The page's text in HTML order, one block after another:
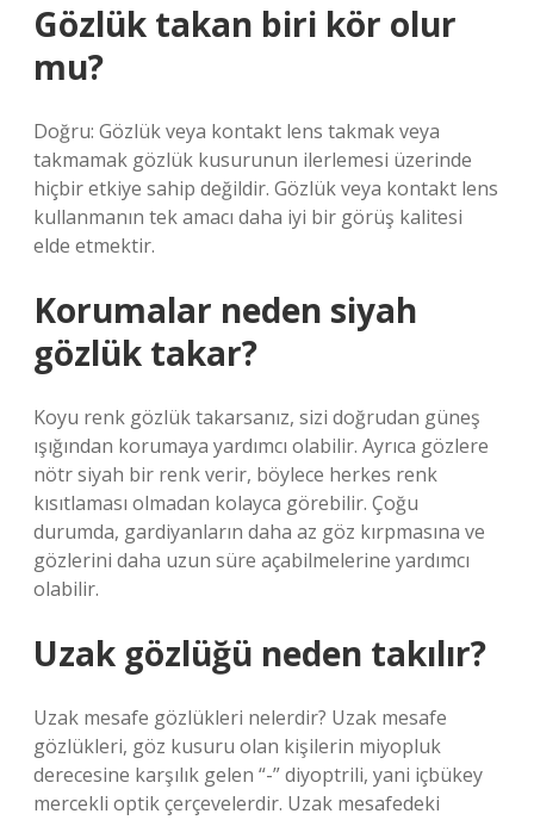
Gözlük takan biri kör olur
mu?
Doğru: Gözlük veya kontakt lens takmak veya
takmamak gözlük kusurunun ilerlemesi üzerinde
hiçbir etkiye sahip değildir. Gözlük veya kontakt lens
kullanmanın tek amacı daha iyi bir görüş kalitesi
elde etmektir.
Korumalar neden siyah
gözlük takar?
Koyu renk gözlük takarsanız, sizi doğrudan güneş
ışığından korumaya yardımcı olabilir. Ayrıca gözlere
nötr siyah bir renk verir, böylece herkes renk
kısıtlaması olmadan kolayca görebilir. Çoğu
durumda, gardiyanların daha az göz kırpmasına ve
gözlerini daha uzun süre açabilmelerine yardımcı
olabilir.
Uzak gözlüğü neden takılır?
Uzak mesafe gözlükleri nelerdir? Uzak mesafe
gözlükleri, göz kusuru olan kişilerin miyopluk
derecesine karşılık gelen “-” diyoptrili, yani içbükey
mercekli optik çerçevelerdir. Uzak mesafedeki